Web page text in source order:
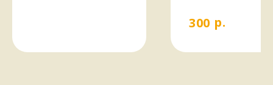
400х300 мм.
300 р.